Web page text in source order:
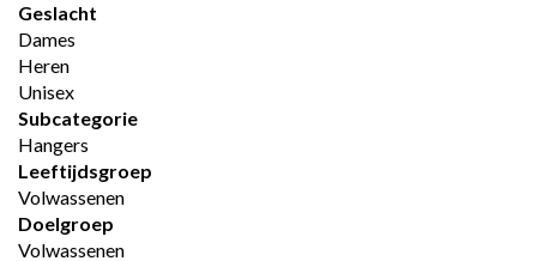
Geslacht
Dames
Heren
Unisex
Subcategorie
Hangers
Leeftijdsgroep
Volwassenen
Doelgroep
Volwassenen